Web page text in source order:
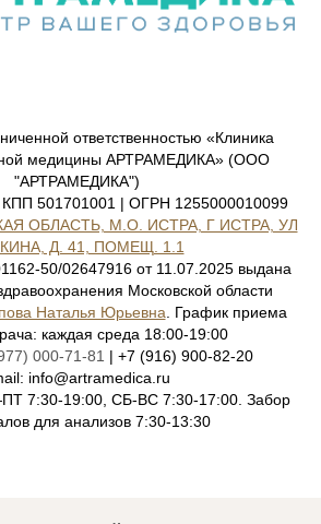
ответственностью «Клиника
медицины АРТРАМЕДИКА» (ООО
"АРТРАМЕДИКА")
501701001 | ОГРН 1255000010099
ОБЛАСТЬ, М.О. ИСТРА, Г ИСТРА, УЛ
Д. 41, ПОМЕЩ. 1.1
50/02647916 от 11.07.2025 выдана
Московской области
Наталья Юрьевна . График приема
каждая среда 18:00-19:00
000-71-81 | +7 (916) 900-82-20
info@artramedica.ru
7:30-19:00, СБ-ВС 7:30-17:00. Забор
для анализов 7:30-13:30